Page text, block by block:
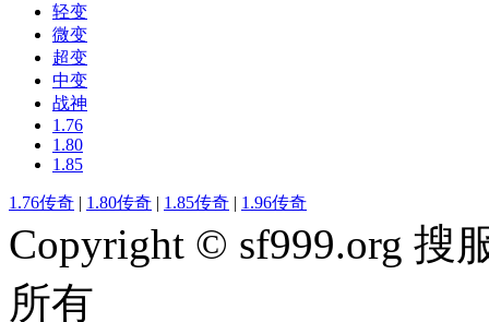
轻变
微变
超变
中变
战神
1.76
1.80
1.85
1.76传奇 | 1.80传奇 | 1.85传奇 | 1.96传奇
Copyright © sf999.org 搜
所有